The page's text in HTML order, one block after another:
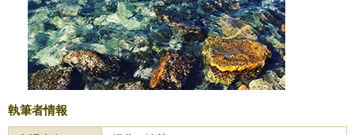
執筆者情報